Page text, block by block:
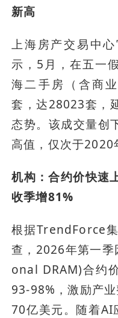
新高
上海房产交易中
示，5月，在五一
海二手房（含商
套，达28023套，
态势。该成交量创
高值，仅次于2020
机构：合约价快速
收季增81%
根据TrendForce
查，2026年第一
onal DRAM)合约
93-98%，激励产
70亿美元。随着AI